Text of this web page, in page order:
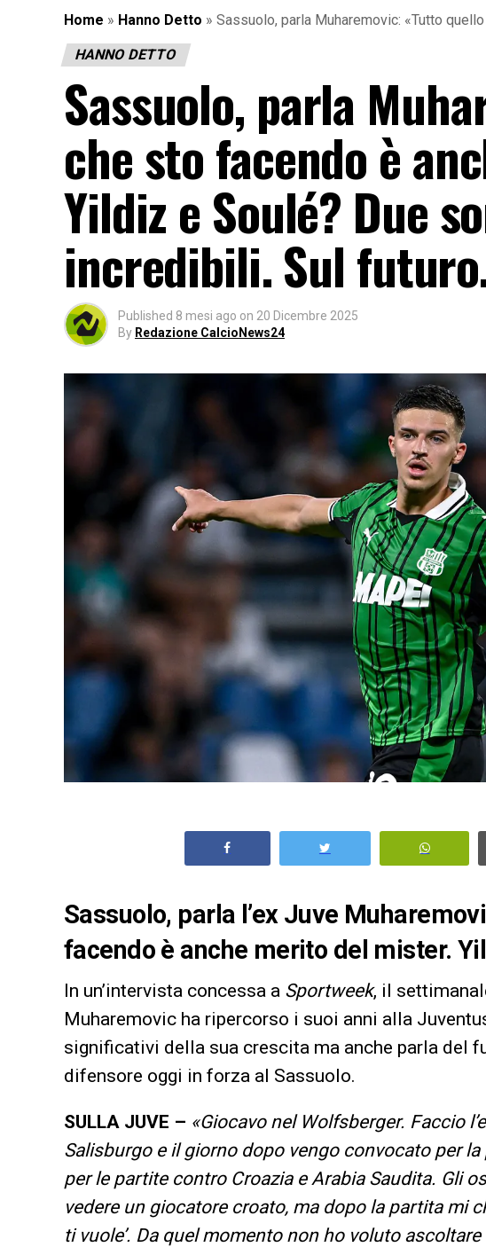
Home » Hanno Detto » Sassuolo, parla Muharemovic: «Tutto
HANNO DETTO
Sassuolo, parla
che sto facendo è
Yildiz e Soulé? Due
incredibili. Sul
Published 8 mesi ago on 20 Dicembre 2025
By Redazione CalcioNews24
Sassuolo, parla l’ex Juve
facendo è anche merito del mister.
In un’intervista concessa a Sportweek, il
Muharemovic ha ripercorso i suoi anni alla
significativi della sua crescita ma anche parla del
difensore oggi in forza al Sassuolo.
SULLA JUVE – «Giocavo nel Wolfsberger. Faccio
Salisburgo e il giorno dopo vengo convocato per
per le partite contro Croazia e Arabia Saudita. Gli
vedere un giocatore croato, ma dopo la partita mi
ti vuole’. Da quel momento non ho voluto